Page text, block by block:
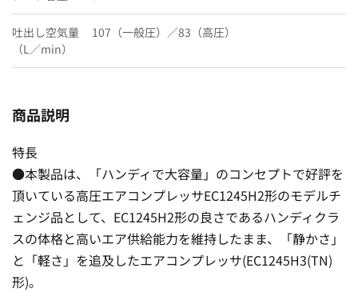
吐出し空気量
（L／min）
107（一般圧）／83（高圧）
商品説明
特長
●本製品は、「ハンディで大容量」のコンセプトで好評を
頂いている高圧エアコンプレッサEC1245H2形のモデルチ
ェンジ品として、EC1245H2形の良さであるハンディクラ
スの体格と高いエア供給能力を維持したまま、「静かさ」
と「軽さ」を追及したエアコンプレッサ(EC1245H3(TN)
形)。